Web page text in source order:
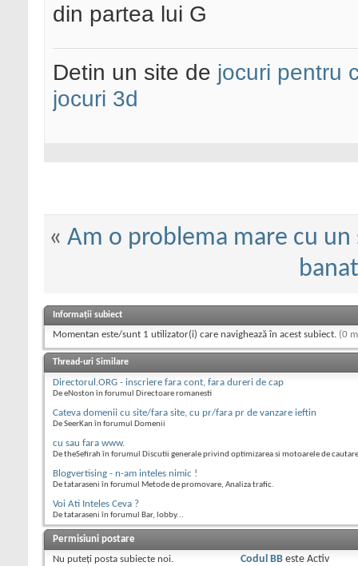
din partea lui G
Detin un site de jocuri pentru
jocuri 3d
« Am o problema mare cu un
Informații subiect
Momentan este/sunt 1 utilizator(i) care navighează în acest subiect. (0
Thread-uri Similare
Directorul.ORG - inscriere fara cont, fara dureri de cap
De eNoston în forumul Directoare romanesti
Cateva domenii cu site/fara site, cu pr/fara pr de vanzare ieftin
De SeerKan în forumul Domenii
cu sau fara www.
De theSefirah în forumul Discutii generale privind optimizarea si motoarele de cautare
Blogvertising - n-am inteles nimic !
De tataraseni în forumul Metode de promovare, Analiza trafic.
Voi Ati Inteles Ceva ?
De tataraseni în forumul Bar, lobby...
Permisiuni postare
Nu puteţi posta subiecte noi.
Codul BBeste Activ